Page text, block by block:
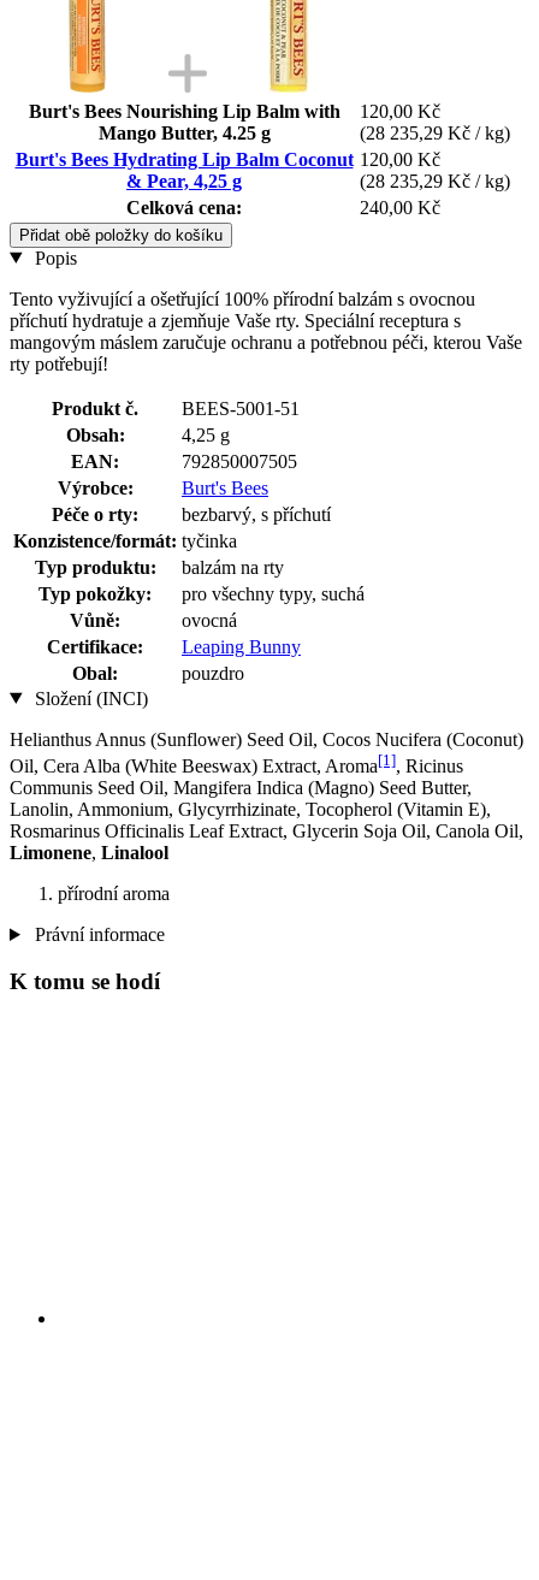
Burt's Bees Nourishing Lip Balm with
Mango Butter, 4.25 g
120,00 Kč
(28 235,29 Kč / kg)
Burt's Bees Hydrating Lip Balm Coconut
& Pear, 4,25 g
120,00 Kč
(28 235,29 Kč / kg)
Celková cena:
240,00 Kč
Přidat obě položky do košíku
Popis
Tento vyživující a ošetřující 100% přírodní balzám s ovocnou
příchutí hydratuje a zjemňuje Vaše rty. Speciální receptura s
mangovým máslem zaručuje ochranu a potřebnou péči, kterou Vaše
rty potřebují!
Produkt č.
BEES-5001-51
Obsah:
4,25 g
EAN:
792850007505
Výrobce:
Burt's Bees
Péče o rty:
bezbarvý, s příchutí
Konzistence/formát: tyčinka
Typ produktu:
balzám na rty
Typ pokožky:
pro všechny typy, suchá
Vůně:
ovocná
Certifikace:
Leaping Bunny
Obal:
pouzdro
Složení (INCI)
Helianthus Annus (Sunflower) Seed Oil, Cocos Nucifera (Coconut)
Oil, Cera Alba (White Beeswax) Extract, Aroma[1], Ricinus
Communis Seed Oil, Mangifera Indica (Magno) Seed Butter,
Lanolin, Ammonium, Glycyrrhizinate, Tocopherol (Vitamin E),
Rosmarinus Officinalis Leaf Extract, Glycerin Soja Oil, Canola Oil,
Limonene, Linalool
přírodní aroma
Právní informace
K tomu se hodí